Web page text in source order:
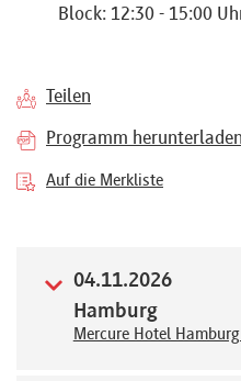
Über
uns
Preisvorteile
Block: 12:30 - 15:00
Teilen
Programm herunterladen
Auf die Merkliste
04.11.2026
Hamburg
Mercure Hotel